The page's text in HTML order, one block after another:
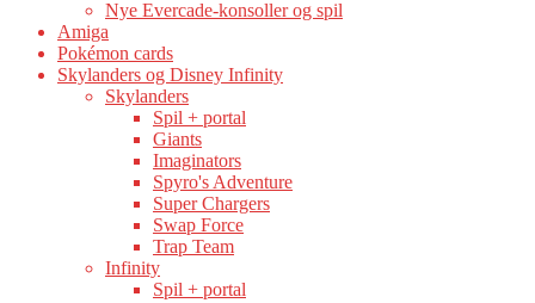
Nye Evercade-konsoller og spil
Amiga
Pokémon cards
Skylanders og Disney Infinity
Skylanders
Spil + portal
Giants
Imaginators
Spyro's Adventure
Super Chargers
Swap Force
Trap Team
Infinity
Spil + portal